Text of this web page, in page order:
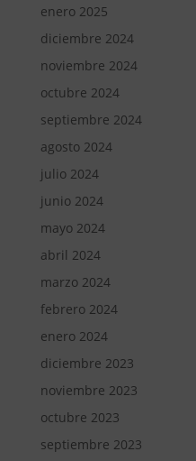
enero 2025
diciembre 2024
noviembre 2024
octubre 2024
septiembre 2024
agosto 2024
julio 2024
junio 2024
mayo 2024
abril 2024
marzo 2024
febrero 2024
enero 2024
diciembre 2023
noviembre 2023
octubre 2023
septiembre 2023